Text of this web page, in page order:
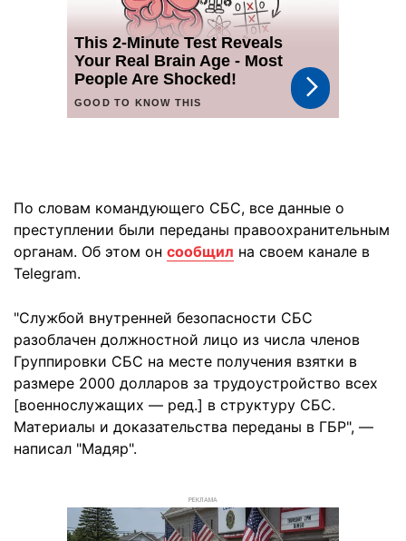
По словам командующего СБС, все данные о
преступлении были переданы правоохранительным
органам. Об этом он сообщил на своем канале в
Telegram.
"Службой внутренней безопасности СБС
разоблачен должностной лицо из числа членов
Группировки СБС на месте получения взятки в
размере 2000 долларов за трудоустройство всех
[военнослужащих — ред.] в структуру СБС.
Материалы и доказательства переданы в ГБР", —
написал "Мадяр".
РЕКЛАМА